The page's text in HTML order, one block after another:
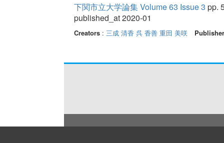
下関市立大学論集 Volume 63 Issue 3 pp.
published_at 2020-01
Creators: 三成 清香 呉 香善 重田 美咲